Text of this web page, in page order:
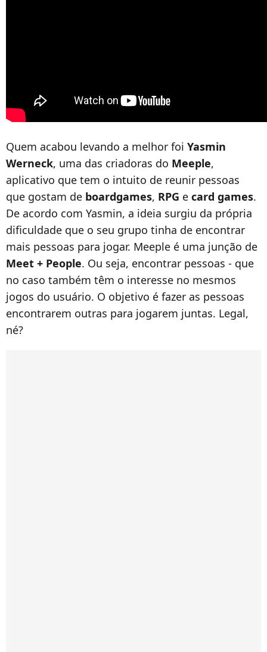
Quem acabou levando a melhor foi Yasmin
Werneck, uma das criadoras do Meeple,
aplicativo que tem o intuito de reunir pessoas
que gostam de boardgames, RPG e card games.
De acordo com Yasmin, a ideia surgiu da própria
dificuldade que o seu grupo tinha de encontrar
mais pessoas para jogar. Meeple é uma junção de
Meet + People. Ou seja, encontrar pessoas - que
no caso também têm o interesse no mesmos
jogos do usuário. O objetivo é fazer as pessoas
encontrarem outras para jogarem juntas. Legal,
né?